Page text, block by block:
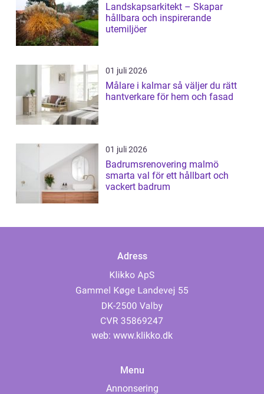
Landskapsarkitekt – Skapar
hållbara och inspirerande
utemiljöer
01 juli 2026
Målare i kalmar så väljer du rätt
hantverkare för hem och fasad
01 juli 2026
Badrumsrenovering malmö
smarta val för ett hållbart och
vackert badrum
Adress
web: www.klikko.dk
Menu
Annonsering